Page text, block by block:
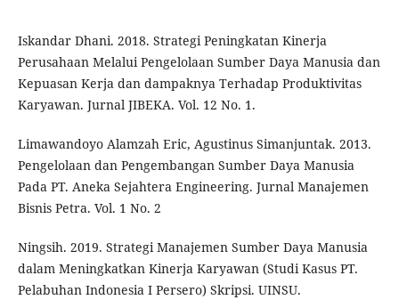
Iskandar Dhani. 2018. Strategi Peningkatan Kinerja
Perusahaan Melalui Pengelolaan Sumber Daya Manusia dan
Kepuasan Kerja dan dampaknya Terhadap Produktivitas
Karyawan. Jurnal JIBEKA. Vol. 12 No. 1.
Limawandoyo Alamzah Eric, Agustinus Simanjuntak. 2013.
Pengelolaan dan Pengembangan Sumber Daya Manusia
Pada PT. Aneka Sejahtera Engineering. Jurnal Manajemen
Bisnis Petra. Vol. 1 No. 2
Ningsih. 2019. Strategi Manajemen Sumber Daya Manusia
dalam Meningkatkan Kinerja Karyawan (Studi Kasus PT.
Pelabuhan Indonesia I Persero) Skripsi. UINSU.